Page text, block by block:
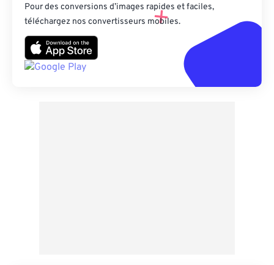
Pour des conversions d’images rapides et faciles,
téléchargez nos convertisseurs mobiles.